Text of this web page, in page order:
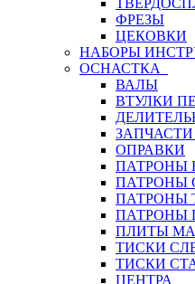
ФРЕЗЫ
ЦЕКОВКИ
НАБОРЫ
ОСНАСТКА
ВАЛЫ
ВТУЛКИ
ОПРАВКИ
ПАТРОНЫ
ПАТРОНЫ
ПАТРОНЫ
ПАТРОНЫ
ПЛИТЫ
ТИСКИ
ТИСКИ
ЦЕНТРА